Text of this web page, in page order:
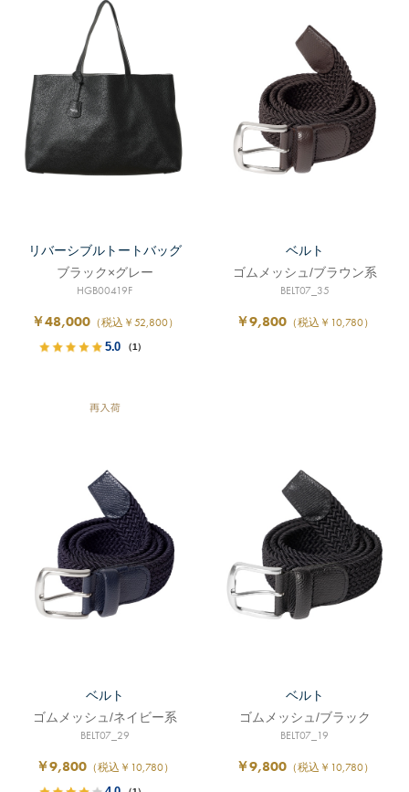
リバーシブルトートバッグ
ブラック×グレー
HGB00419F
￥48,000（税込￥52,800）
5.0 （1）
ベルト
ゴムメッシュ/ブラウン系
BELT07_35
￥9,800（税込￥10,780）
ベルト
ゴムメッシュ/ネイビー系
BELT07_29
￥9,800（税込￥10,780）
ベルト
ゴムメッシュ/ブラック
BELT07_19
￥9,800（税込￥10,780）